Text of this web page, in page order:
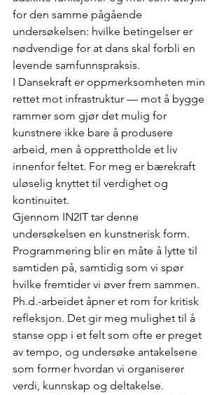
for den samme pågående
undersøkelsen: hvilke betingelser er
nødvendige for at dans skal forbli en
levende samfunnspraksis.
I Dansekraft er oppmerksomheten min
rettet mot infrastruktur — mot å bygge
rammer som gjør det mulig for
kunstnere ikke bare å produsere
arbeid, men å opprettholde et liv
innenfor feltet. For meg er bærekraft
uløselig knyttet til verdighet og
kontinuitet.
Gjennom IN2IT tar denne
undersøkelsen en kunstnerisk form.
Programmering blir en måte å lytte til
samtiden på, samtidig som vi spør
hvilke fremtider vi øver frem sammen.
Ph.d.-arbeidet åpner et rom for kritisk
refleksjon. Det gir meg mulighet til å
stanse opp i et felt som ofte er preget
av tempo, og undersøke antakelsene
som former hvordan vi organiserer
verdi, kunnskap og deltakelse.